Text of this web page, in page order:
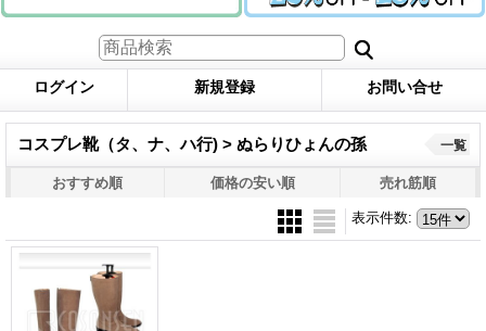
ログイン 新規登録 お問い合せ
コスプレ靴（タ、ナ、ハ行) > ぬらりひょんの孫 一覧
おすすめ順 価格の安い順 売れ筋順
表示件数: